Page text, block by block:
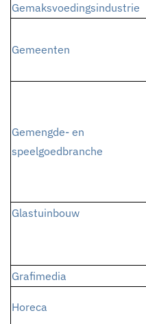
Gemaksvoedingsindustrie
Gemeenten
Gemengde- en
speelgoedbranche
Glastuinbouw
Grafimedia
Horeca